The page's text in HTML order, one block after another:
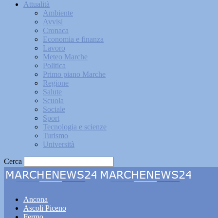
Attualità
Ambiente
Avvisi
Cronaca
Economia e finanza
Lavoro
Meteo Marche
Politica
Primo piano Marche
Regione
Salute
Scuola
Sociale
Sport
Tecnologia e scienze
Turismo
Università
Cerca
Ancona
Ascoli Piceno